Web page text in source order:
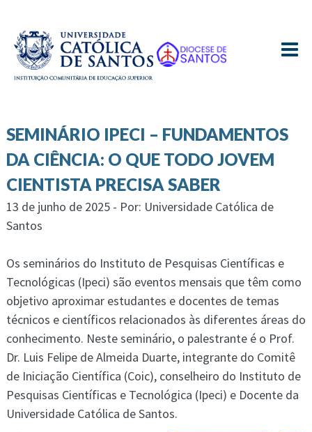
≡
SEMINÁRIO IPECI – FUNDAMENTOS
DA CIÊNCIA: O QUE TODO JOVEM
CIENTISTA PRECISA SABER
13 de junho de 2025 - Por: Universidade Católica de
Santos
Os seminários do Instituto de Pesquisas Científicas e
Tecnológicas (Ipeci) são eventos mensais que têm como
objetivo aproximar estudantes e docentes de temas
técnicos e científicos relacionados às diferentes áreas do
conhecimento. Neste seminário, o palestrante é o Prof.
Dr. Luis Felipe de Almeida Duarte, integrante do Comitê
de Iniciação Científica (Coic), conselheiro do Instituto de
Pesquisas Científicas e Tecnológica (Ipeci) e Docente da
Universidade Católica de Santos.